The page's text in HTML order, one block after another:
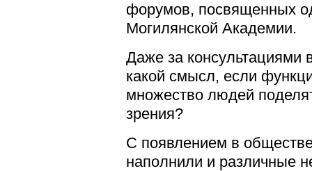
форумов, посвященных
Могилянской Академии.
Даже за консультациями
какой смысл, если
множество людей
зрения?
С появлением в
наполнили и различные